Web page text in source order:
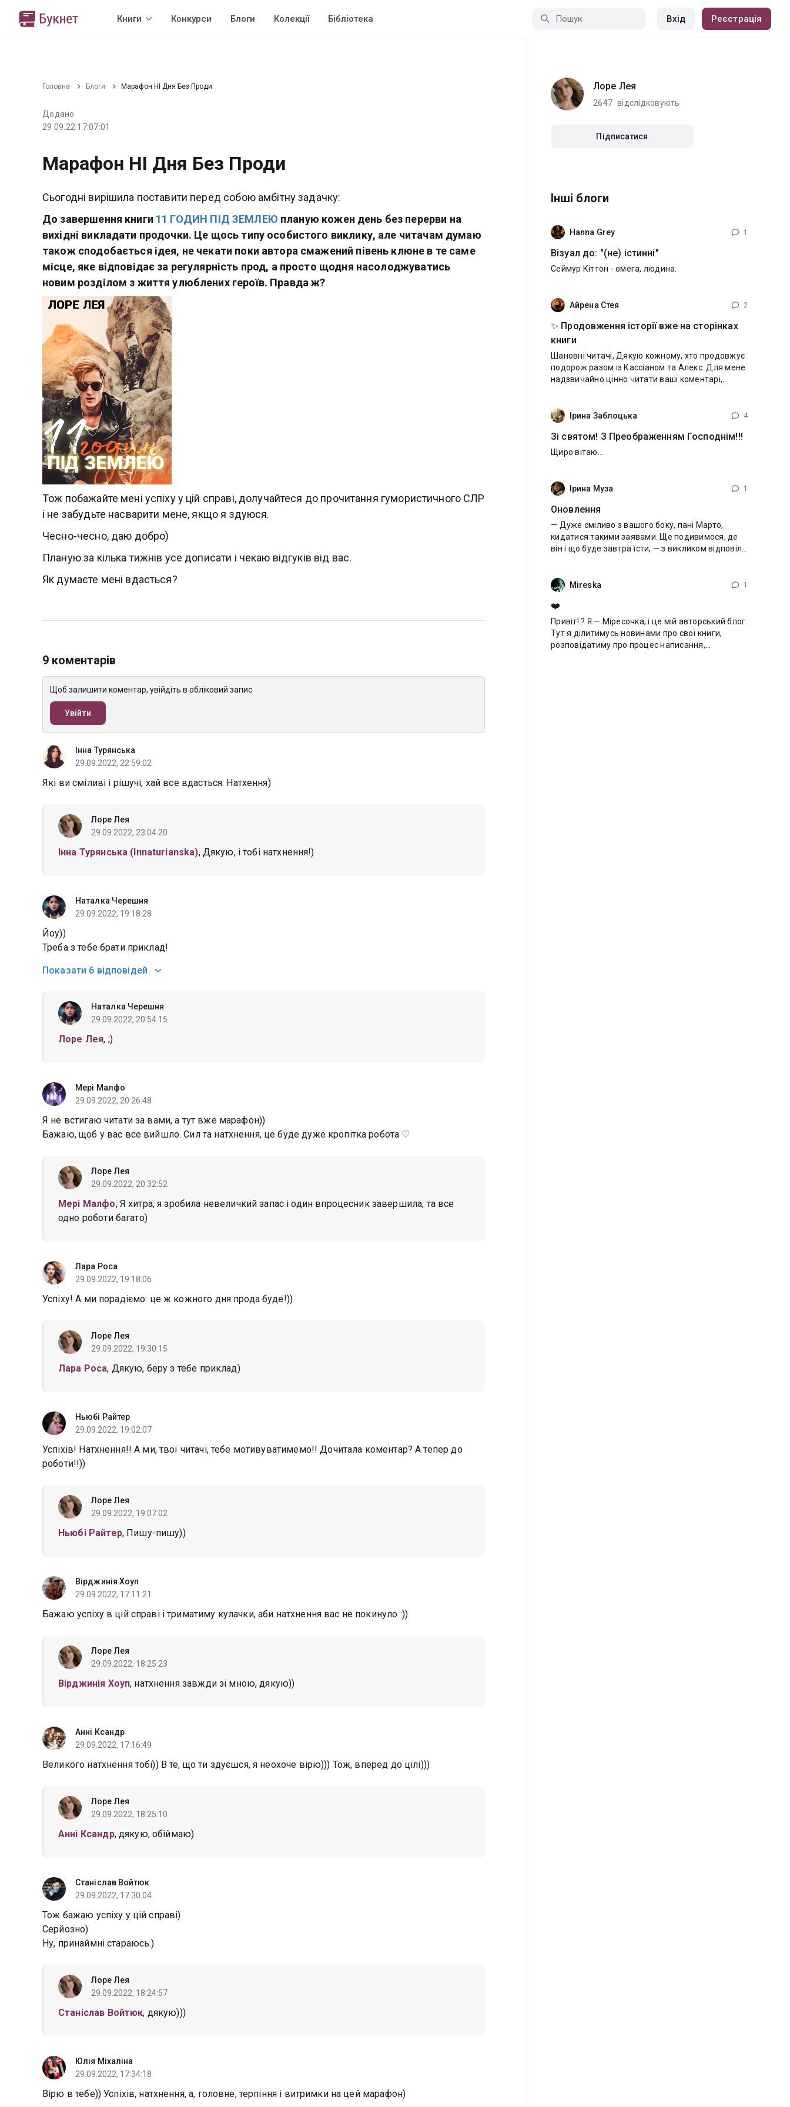
Книги Конкурси Блоги Колекції Бібліотека Вхід Реєстрація
Головна Блоги Марафон НІ Дня Без Проди
Додано
29.09.22 17:07:01
Марафон НІ Дня Без Проди
Сьогодні вирішила поставити перед собою амбітну задачку:
До завершення книги 11 ГОДИН ПІД ЗЕМЛЕЮ планую кожен день без перерви на
вихідні викладати продочки. Це щось типу особистого виклику, але читачам думаю
також сподобається ідея, не чекати поки автора смажений півень клюне в те саме
місце, яке відповідає за регулярність прод, а просто щодня насолоджуватись
новим розділом з життя улюблених героїв. Правда ж?
Тож побажайте мені успіху у цій справі, долучайтеся до прочитання гумористичного СЛР
і не забудьте насварити мене, якщо я здуюся.
Чесно-чесно, даю добро)
Планую за кілька тижнів усе дописати і чекаю відгуків від вас.
Як думаєте мені вдасться?
9 коментарів
Щоб залишити коментар, увійдіть в обліковий запис
Увійти
Інна Турянська
29.09.2022, 22:59:02
Які ви сміливі і рішучі, хай все вдасться. Натхення)
Лоре Лея
29.09.2022, 23:04:20
Інна Турянська (Innaturianska), Дякую, і тобі натхнення!)
Наталка Черешня
29.09.2022, 19:18:28
Йоу))
Треба з тебе брати приклад!
Показати 6 відповідей
Наталка Черешня
29.09.2022, 20:54:15
Лоре Лея, ;)
Мері Малфо
29.09.2022, 20:26:48
Я не встигаю читати за вами, а тут вже марафон))
Бажаю, щоб у вас все вийшло. Сил та натхнення, це буде дуже кропітка робота ♡
Лоре Лея
29.09.2022, 20:32:52
Мері Малфо, Я хитра, я зробила невеличкий запас і один впроцесник завершила, та все
одно роботи багато)
Лара Роса
29.09.2022, 19:18:06
Успіху! А ми порадіємо: це ж кожного дня прода буде!))
Лоре Лея
29.09.2022, 19:30:15
Лара Роса, Дякую, беру з тебе приклад)
Ньюбі Райтер
29.09.2022, 19:02:07
Успіхів! Натхнення!! А ми, твої читачі, тебе мотивуватимемо!! Дочитала коментар? А тепер до
роботи!!))
Лоре Лея
29.09.2022, 19:07:02
Ньюбі Райтер, Пишу-пишу))
Вірджинія Хоуп
29.09.2022, 17:11:21
Бажаю успіху в цій справі і триматиму кулачки, аби натхнення вас не покинуло :))
Лоре Лея
29.09.2022, 18:25:23
Вірджинія Хоуп, натхнення завжди зі мною, дякую))
Анні Ксандр
29.09.2022, 17:16:49
Великого натхнення тобі)) В те, що ти здуєшся, я неохоче вірю))) Тож, вперед до цілі)))
Лоре Лея
29.09.2022, 18:25:10
Анні Ксандр, дякую, обіймаю)
Станіслав Войтюк
29.09.2022, 17:30:04
Тож бажаю успіху у цій справі)
Серйозно)
Ну, принаймні стараюсь.)
Лоре Лея
29.09.2022, 18:24:57
Станіслав Войтюк, дякую)))
Юлія Міхаліна
29.09.2022, 17:34:18
Вірю в тебе)) Успіхів, натхнення, а, головне, терпіння і витримки на цей марафон)
Лоре Лея
2647 відслідковують
Підписатися
Інші блоги
Hanna Grey 1
Візуал до: "(не) істинні"
Сеймур Кіттон - омега, людина.
Айрена Стея 2
✨ Продовження історії вже на сторінках
книги
Шановні читачі, Дякую кожному, хто продовжує
подорож разом із Кассіаном та Алекс. Для мене
надзвичайно цінно читати ваші коментарі,
Ірина Заблоцька
4
Зі святом! З Преображенням Господнім!!!
Щиро вітаю...
Ірина Муза 1
Оновлення
— Дуже сміливо з вашого боку, пані Марто,
кидатися такими заявами. Ще подивимося, де
він і що буде завтра їсти, — з викликом відповіла
Mireska
1
❤️
Привіт! ? Я — Міресочка, і це мій авторський блог.
Тут я ділитимусь новинами про свої книги,
розповідатиму про процес написання,